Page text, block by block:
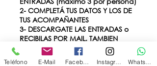
2- COMPLETÁ TUS DATOS Y LOS DE
TUS ACOMPAÑANTES
3- DESCARGATE LAS ENTRADAS o
RECIBILAS POR MAIL. TAMBIEN
PODES AGREGAR LA FECHA A TU
CALENDARIO PERSONAL
Teléfono E-Mail